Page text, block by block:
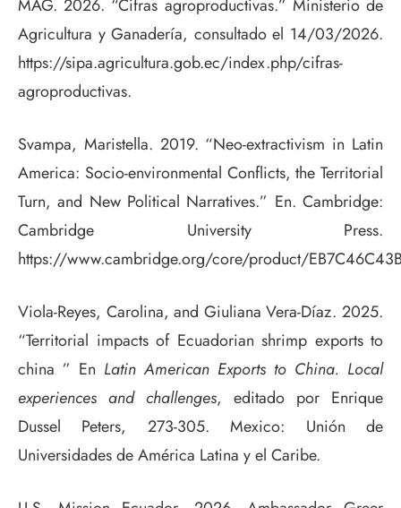
MAG. 2026. “Cifras agroproductivas.” Ministerio de
Agricultura y Ganadería, consultado el 14/03/2026.
https://sipa.agricultura.gob.ec/index.php/cifras-
agroproductivas.
Svampa, Maristella. 2019. “Neo-extractivism in Latin
America: Socio-environmental Conflicts, the Territorial
Turn, and New Political Narratives.” En. Cambridge:
Cambridge University Press.
https://www.cambridge.org/core/product/
Viola-Reyes, Carolina, and Giuliana Vera-Díaz. 2025.
“Territorial impacts of Ecuadorian shrimp exports to
china ” En Latin American Exports to China. Local
experiences and challenges, editado por Enrique
Dussel Peters, 273-305. Mexico: Unión de
Universidades de América Latina y el Caribe.